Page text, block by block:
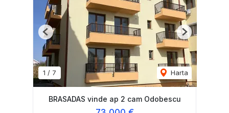
1 / 7 Harta
Previous Next
BRASADAS vinde ap 2 cam Odobescu